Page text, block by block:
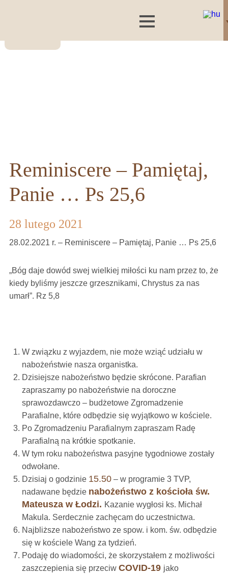
Reminiscere – Pamiętaj,
Panie … Ps 25,6
28 lutego 2021
28.02.2021 r. – Reminiscere – Pamiętaj, Panie … Ps 25,6
„Bóg daje dowód swej wielkiej miłości ku nam przez to, że
kiedy byliśmy jeszcze grzesznikami, Chrystus za nas
umarł”. Rz 5,8
W związku z wyjazdem, nie może wziąć udziału w
nabożeństwie nasza organistka.
Dzisiejsze nabożeństwo będzie skrócone. Parafian
zapraszamy po nabożeństwie na doroczne
sprawozdawczo – budżetowe Zgromadzenie
Parafialne, które odbędzie się wyjątkowo w kościele.
Po Zgromadzeniu Parafialnym zapraszam Radę
Parafialną na krótkie spotkanie.
W tym roku nabożeństwa pasyjne tygodniowe zostały
odwołane.
Dzisiaj o godzinie 15.50– w programie 3 TVP,
nadawane będzie nabożeństwo z kościoła św.
Mateusza w Łodzi. Kazanie wygłosi ks. Michał
Makula. Serdecznie zachęcam do uczestnictwa.
Najbliższe nabożeństwo ze spow. i kom. św. odbędzie
się w kościele Wang za tydzień.
Podaję do wiadomości, że skorzystałem z możliwości
zaszczepienia się przeciw COVID-19 jako